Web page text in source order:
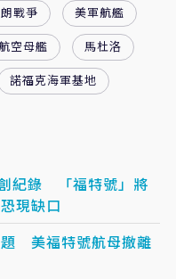
戰爭
美軍航艦
空母艦
馬杜洛
諾福克海軍基地
紀錄 「福特號」將
現缺口
題 美福特號航母撤離